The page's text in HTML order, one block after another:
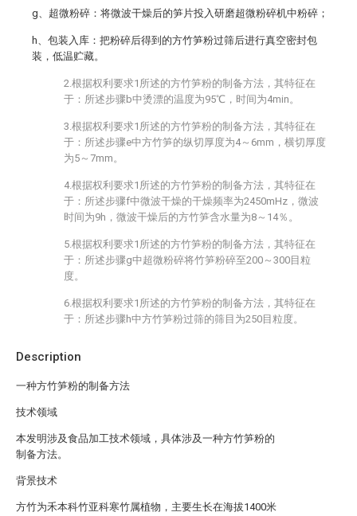
Description
一种方竹笋粉的制备方法
技术领域
本发明涉及食品加工技术领域，具体涉及一种方竹笋粉的
制备方法。
背景技术
方竹为禾本科竹亚科寒竹属植物，主要生长在海拔1400米
g、超微粉碎：将微波干燥后的笋片投入研磨超微粉碎机中粉碎；
h、包装入库：把粉碎后得到的方竹笋粉过筛后进行真空密封包
装，低温贮藏。
2.根据权利要求1所述的方竹笋粉的制备方法，其特征在
于：所述步骤b中烫漂的温度为95℃，时间为4min。
3.根据权利要求1所述的方竹笋粉的制备方法，其特征在
于：所述步骤e中方竹笋的纵切厚度为4～6mm，横切厚度
为5～7mm。
4.根据权利要求1所述的方竹笋粉的制备方法，其特征在
于：所述步骤f中微波干燥的干燥频率为2450mHz，微波
时间为9h，微波干燥后的方竹笋含水量为8～14％。
5.根据权利要求1所述的方竹笋粉的制备方法，其特征在
于：所述步骤g中超微粉碎将竹笋粉碎至200～300目粒
度。
6.根据权利要求1所述的方竹笋粉的制备方法，其特征在
于：所述步骤h中方竹笋粉过筛的筛目为250目粒度。